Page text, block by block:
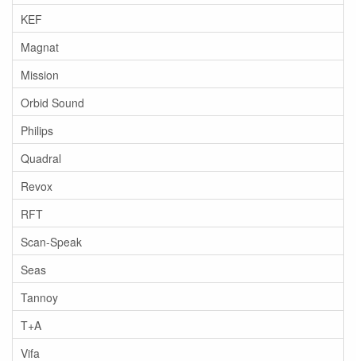
KEF
Magnat
Mission
Orbid Sound
Philips
Quadral
Revox
RFT
Scan-Speak
Seas
Tannoy
T+A
Vifa